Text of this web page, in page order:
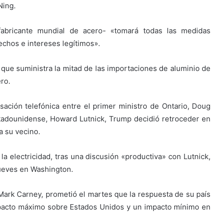
mundial de acero- «tomará todas las medidas
e intereses legítimos».
suministra la mitad de las importaciones de aluminio de
telefónica entre el primer ministro de Ontario, Doug
Howard Lutnick, Trump decidió retroceder en
su vecino.
electricidad, tras una discusión «productiva» con Lutnick,
en Washington.
Carney, prometió el martes que la respuesta de su país
máximo sobre Estados Unidos y un impacto mínimo en